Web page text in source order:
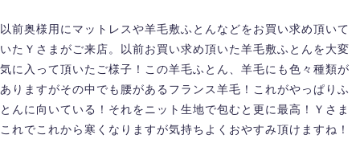
以前奥様用にマットレスや羊毛敷ふとんなどをお買い求め頂いて
いたＹさまがご来店。以前お買い求め頂いた羊毛敷ふとんを大変
気に入って頂いたご様子！この羊毛ふとん、羊毛にも色々種類が
ありますがその中でも腰があるフランス羊毛！これがやっぱりふ
とんに向いている！それをニット生地で包むと更に最高！Ｙさま
これでこれから寒くなりますが気持ちよくおやすみ頂けますね！